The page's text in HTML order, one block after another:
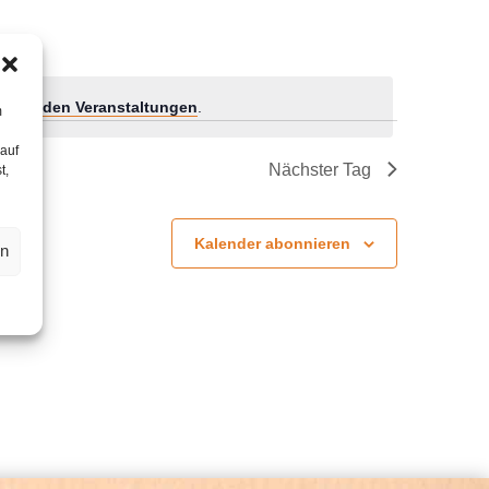
Veranstaltungen
Nächster Tag
Kalender abonnieren